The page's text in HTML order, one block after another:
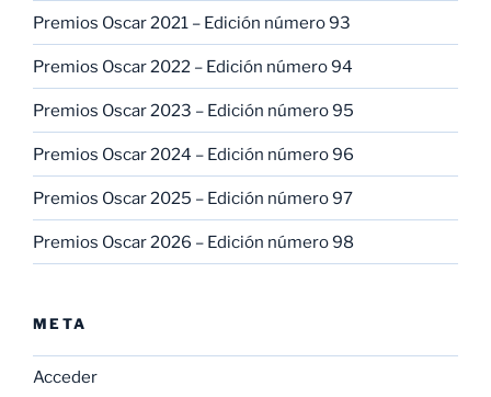
Premios Oscar 2021 – Edición número 93
Premios Oscar 2022 – Edición número 94
Premios Oscar 2023 – Edición número 95
Premios Oscar 2024 – Edición número 96
Premios Oscar 2025 – Edición número 97
Premios Oscar 2026 – Edición número 98
META
Acceder